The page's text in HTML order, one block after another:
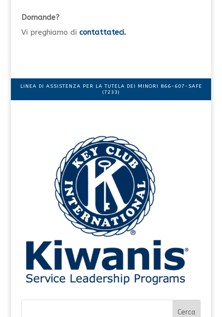
Domande?
Vi preghiamo di contattateci.
LINEA DI ASSISTENZA PER LA TUTELA DEI MINORI 866-607-SAFE
(7233)